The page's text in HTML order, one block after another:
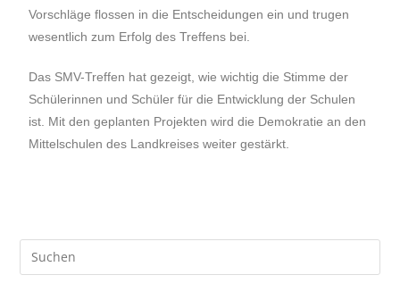
Vorschläge flossen in die Entscheidungen ein und trugen
wesentlich zum Erfolg des Treffens bei.
Das SMV-Treffen hat gezeigt, wie wichtig die Stimme der
Schülerinnen und Schüler für die Entwicklung der Schulen
ist. Mit den geplanten Projekten wird die Demokratie an den
Mittelschulen des Landkreises weiter gestärkt.